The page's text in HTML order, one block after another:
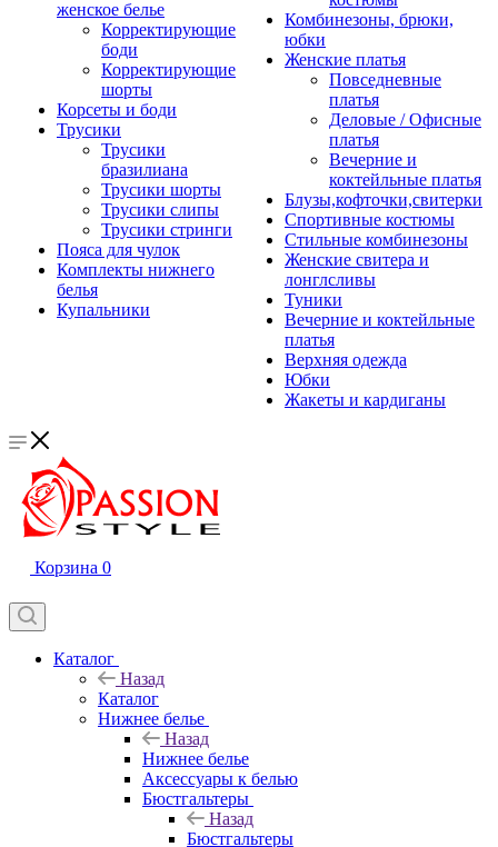
женское белье
Корректирующие
боди
Корректирующие
шорты
Корсеты и боди
Трусики
Трусики
бразилиана
Трусики шорты
Трусики слипы
Трусики стринги
Пояса для чулок
Комплекты нижнего
белья
Купальники
Комбинезоны, брюки,
юбки
Женские платья
Повседневные
платья
Деловые / Офисные
платья
Вечерние и
коктейльные платья
Блузы,кофточки,свитерки
Спортивные костюмы
Стильные комбинезоны
Женские свитера и
лонглсливы
Туники
Вечерние и коктейльные
платья
Верхняя одежда
Юбки
Жакеты и кардиганы
Корзина 0
Каталог
Назад
Каталог
Нижнее белье
Назад
Нижнее белье
Аксессуары к белью
Бюстгальтеры
Назад
Бюстгальтеры